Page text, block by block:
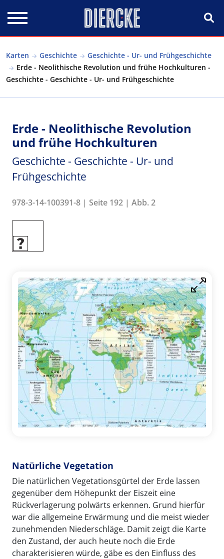
Karten Geschichte
Geschichte - Ur- und Frühgeschichte
Erde - Neolithische Revolution und frühe Hochkulturen -
Geschichte - Geschichte - Ur- und Frühgeschichte
Erde - Neolithische Revolution
und frühe Hochkulturen
Geschichte - Geschichte - Ur- und
Frühgeschichte
978-3-14-100391-8 | Seite 192 | Abb. 2
Natürliche Vegetation
Die natürlichen Vegetationsgürtel der Erde lassen
gegenüber dem Höhepunkt der Eiszeit eine
Rückverlagerung polwärts erkennen. Grund hierfür
war die allgemeine Erwärmung und die meist wieder
zunehmenden Niederschläge. Damit zeigt die Karte
den Zustand, der auch heute noch die Erde
charakterisieren würde, gäbe es den Einfluss des